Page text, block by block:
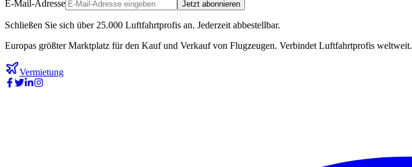
E-Mail-Adresse Jetzt abonnieren
Schließen Sie sich über 25.000 Luftfahrtprofis an. Jederzeit abbestellbar.
Europas größter Marktplatz für den Kauf und Verkauf von Flugzeugen. Verbindet Luftfahrtprofis weltweit.
Vermietung